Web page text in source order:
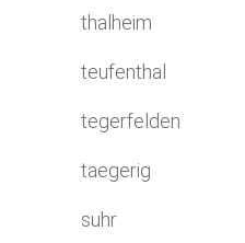
thalheim
teufenthal
tegerfelden
taegerig
suhr